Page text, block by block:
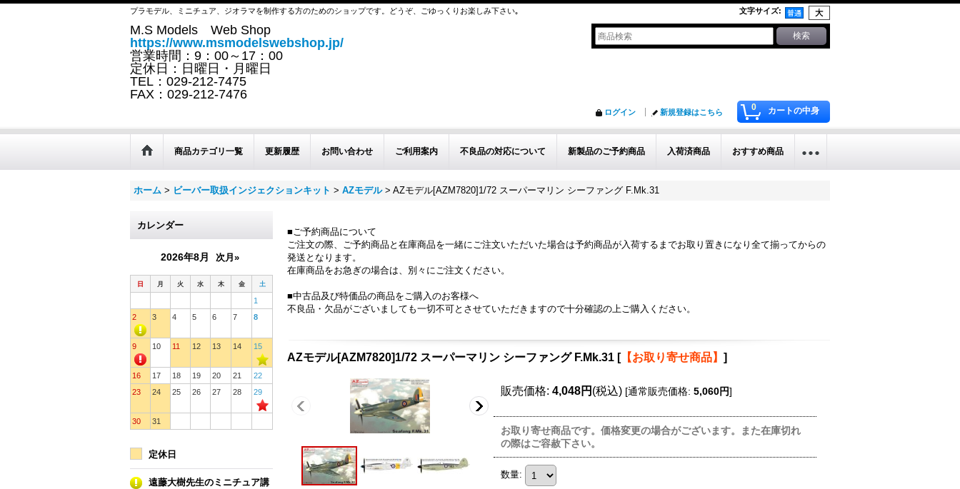
プラモデル、ミニチュア、ジオラマを制作する方のためのショップです。どうぞ、ごゆっくりお楽しみ下さい｡ 文字サイズ:
M.S Models Web Shop
https://www.msmodelswebshop.jp/
営業時間：9：00～17：00
定休日：日曜日・月曜日
TEL：029-212-7475
FAX：029-212-7476
0 カートの中身
ログイン 新規登録はこちら
商品カテゴリ一覧 更新履歴 お問い合わせ ご利用案内 不良品の対応について 新製品のご予約商品 入荷済商品 おすすめ商品
ホーム > ビーバー取扱インジェクションキット > AZモデル > AZモデル[AZM7820]1/72 スーパーマリン シーファング F.Mk.31
カレンダー
2026年8月 次月»
日 月 火 水 木 金 土
1
2
3 4 5 6 7 8
9 10 11 12 13 14 15
16 17 18 19 20 21
22
23
24 25 26 27 28 29
30 31
定休日
遠藤大樹先生のミニチュア講
■ご予約商品について
ご注文の際、ご予約商品と在庫商品を一緒にご注文いただいた場合は予約商品が入荷するまでお取り置きになり全て揃ってからの
発送となります。
在庫商品をお急ぎの場合は、別々にご注文ください。
■中古品及び特価品の商品をご購入のお客様へ
不良品・欠品がございましても一切不可とさせていただきますので十分確認の上ご購入ください。
AZモデル[AZM7820]1/72 スーパーマリン シーファング F.Mk.31 [【お取り寄せ商品】 ]
販売価格: 4,048円 (税込) [通常販売価格: 5,060円]
お取り寄せ商品です。価格変更の場合がございます。また在庫切れ
の際はご容赦下さい。
数量: